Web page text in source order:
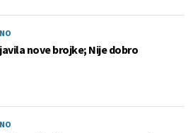
nove brojke; Nije dobro